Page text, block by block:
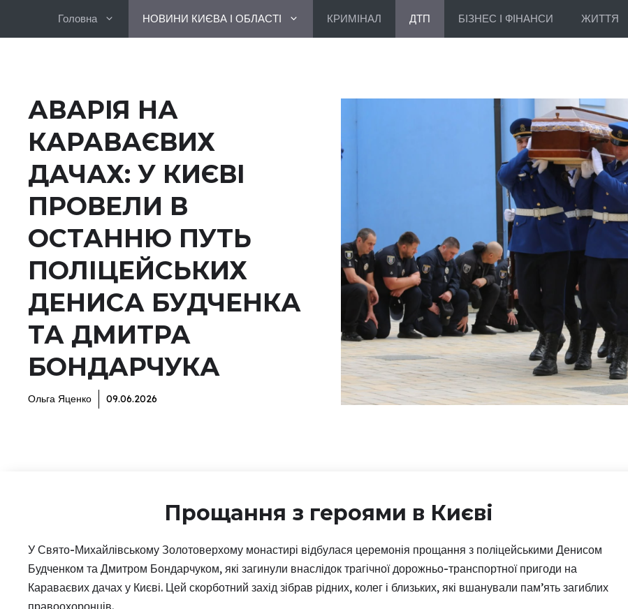
Головна НОВИНИ КИЄВА І ОБЛАСТІ КРИМІНАЛ ДТП БІЗНЕС І ФІНАНСИ ЖИТТЯ
АВАРІЯ НА
КАРАВАЄВИХ
ДАЧАХ: У КИЄВІ
ПРОВЕЛИ В
ОСТАННЮ ПУТЬ
ПОЛІЦЕЙСЬКИХ
ДЕНИСА БУДЧЕНКА
ТА ДМИТРА
БОНДАРЧУКА
Ольга Яценко 09.06.2026
Прощання з героями в Києві
У Свято-Михайлівському Золотоверхому монастирі відбулася церемонія прощання з поліцейськими Денисом
Будченком та Дмитром Бондарчуком, які загинули внаслідок трагічної дорожньо-транспортної пригоди на
Караваєвих дачах у Києві. Цей скорботний захід зібрав рідних, колег і близьких, які вшанували пам’ять загиблих
правоохоронців.